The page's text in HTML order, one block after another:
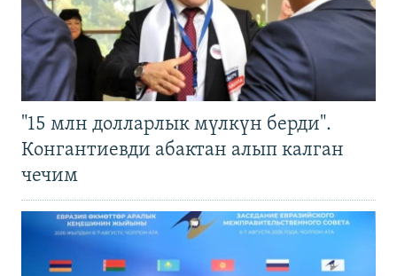
"15 млн долларлык мүлкүн берди".
Конгантиевди абактан алып калган
чечим